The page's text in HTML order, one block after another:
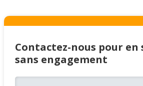
Contactez-nous pour en
sans engagement